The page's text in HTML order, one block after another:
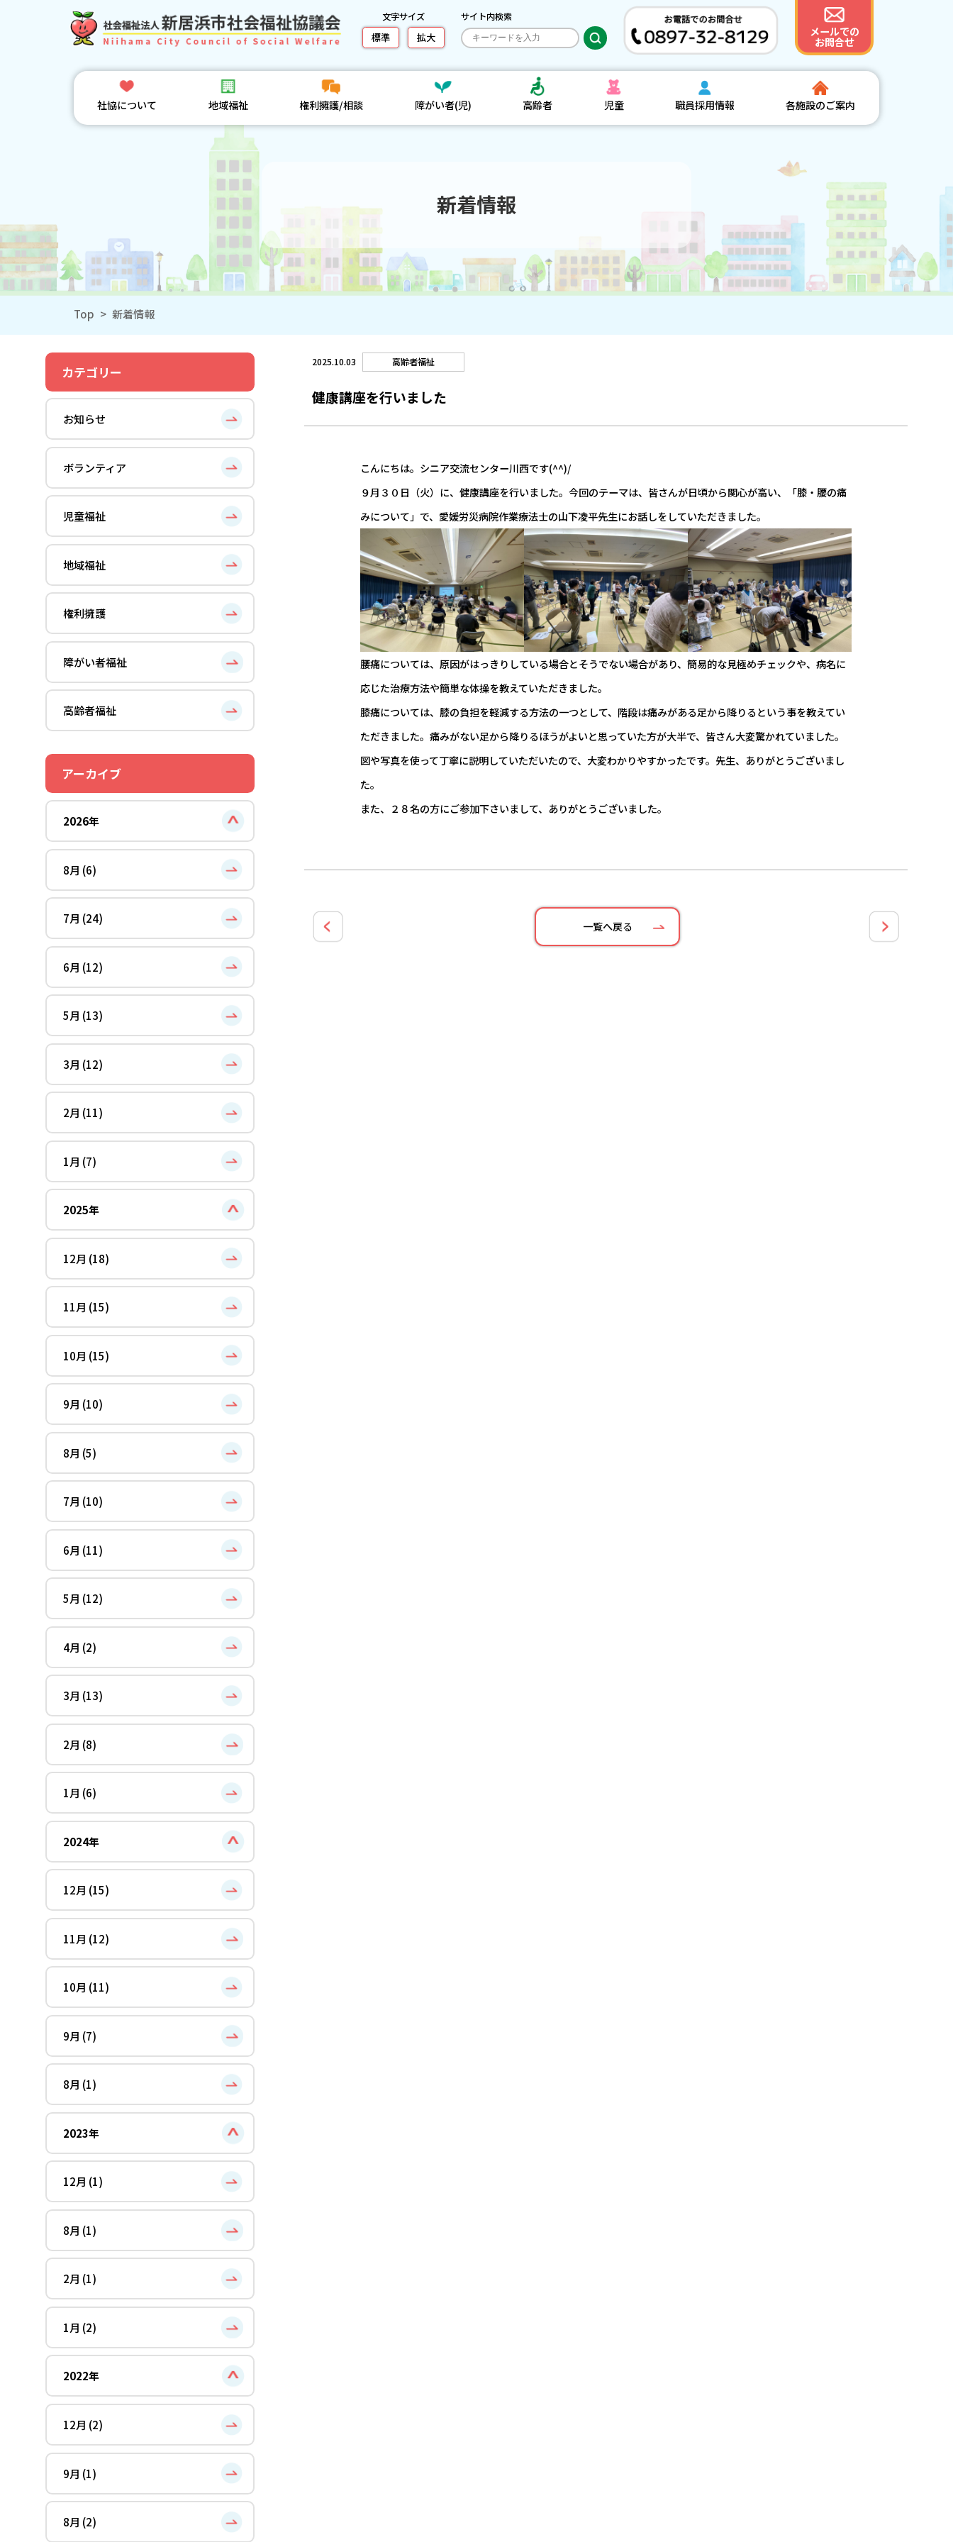
文字サイズ
標準 拡大
サイト内検索
メールでの
お問合せ
社協について 地域福祉 権利擁護/相談 障がい者(児) 高齢者 児童 職員採用情報 各施設のご案内
新着情報
Top > 新着情報
カテゴリー
お知らせ
ボランティア
児童福祉
地域福祉
権利擁護
障がい者福祉
高齢者福祉
アーカイブ
2026年
8月 (6)
7月 (24)
6月 (12)
5月 (13)
3月 (12)
2月 (11)
1月 (7)
2025年
12月 (18)
11月 (15)
10月 (15)
9月 (10)
8月 (5)
7月 (10)
6月 (11)
5月 (12)
4月 (2)
3月 (13)
2月 (8)
1月 (6)
2024年
12月 (15)
11月 (12)
10月 (11)
9月 (7)
8月 (1)
2023年
12月 (1)
8月 (1)
2月 (1)
1月 (2)
2022年
12月 (2)
9月 (1)
8月 (2)
2025.10.03 高齢者福祉
健康講座を行いました
こんにちは。シニア交流センター川西です(^^)/
９月３０日（火）に、健康講座を行いました。今回のテーマは、皆さんが日頃から関心が高い、「膝・腰の痛
みについて」で、愛媛労災病院作業療法士の山下凌平先生にお話しをしていただきました。
腰痛については、原因がはっきりしている場合とそうでない場合があり、簡易的な見極めチェックや、病名に
応じた治療方法や簡単な体操を教えていただきました。
膝痛については、膝の負担を軽減する方法の一つとして、階段は痛みがある足から降りるという事を教えてい
ただきました。痛みがない足から降りるほうがよいと思っていた方が大半で、皆さん大変驚かれていました。
図や写真を使って丁寧に説明していただいたので、大変わかりやすかったです。先生、ありがとうございまし
た。
また、２８名の方にご参加下さいまして、ありがとうございました。
一覧へ戻る